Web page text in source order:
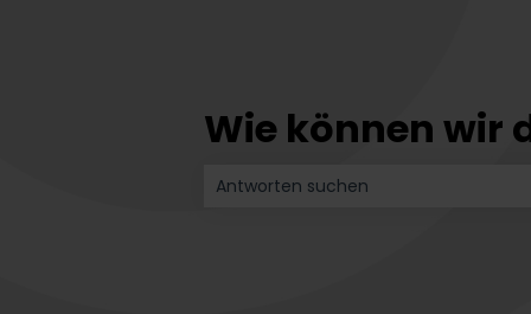
Wie können wir